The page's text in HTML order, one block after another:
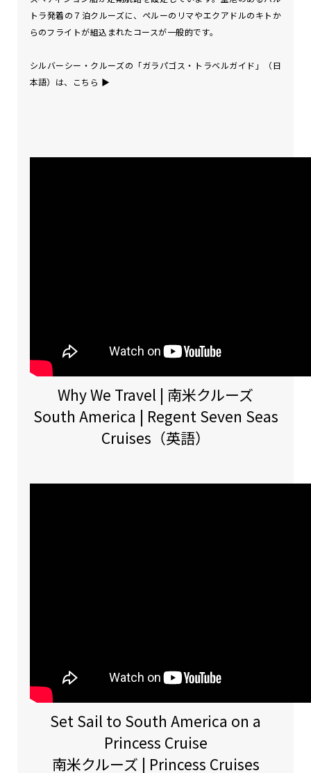
トラ発着の７泊クルーズに、ペルーのリマやエクアドルのキトか
らのフライトが組込まれたコースが一般的です。
シルバーシー・クルーズの「ガラパゴス・トラベルガイド」（日
本語）は、
こちら ▶︎
Why We Travel | 南米クルーズ
South America | Regent Seven Seas
Cruises（英語）
Set Sail to South America on a
Princess Cruise
南米クルーズ | Princess Cruises